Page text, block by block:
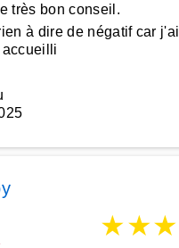
très bon conseil.
à dire de négatif car j'ai
★★★